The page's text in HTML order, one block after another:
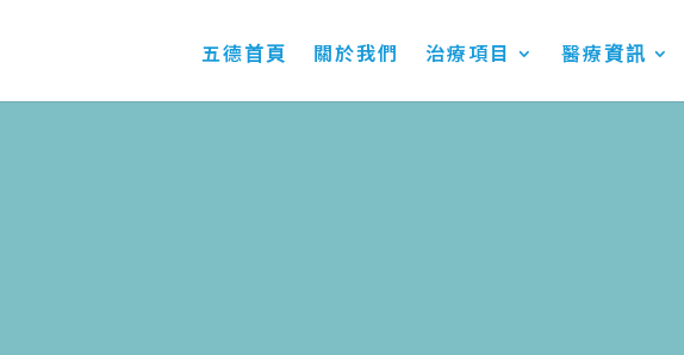
五德首頁 關於我們 治療項目 醫療資訊